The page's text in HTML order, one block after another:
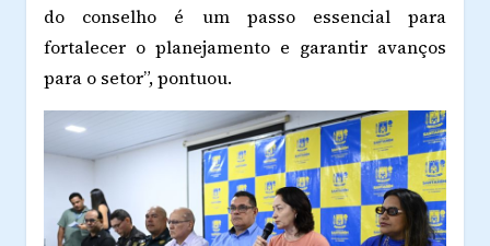
do conselho é um passo essencial para
fortalecer o planejamento e garantir avanços
para o setor”, pontuou.